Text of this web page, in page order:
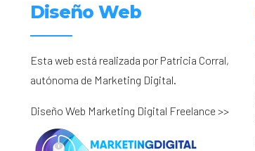
Diseño Web
Esta web está realizada por Patricia Corral,
autónoma de Marketing Digital.
Diseño Web Marketing Digital Freelance >>